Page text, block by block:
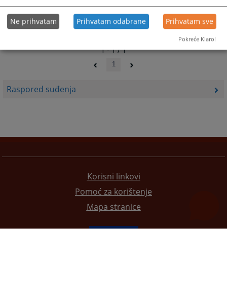
Raspored suđenja
1 - 1 / 1
1
Korisni linkovi
Pomoć za korištenje
Mapa stranice
Ne prihvatam Prihvatam odabrane Prihvatam sve
Pokreće Klaro!